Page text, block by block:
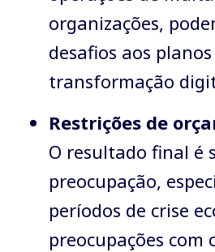
organizações,
desafios aos
transformação
Restrições de
O resultado final é
preocupação,
períodos de crise
preocupações com